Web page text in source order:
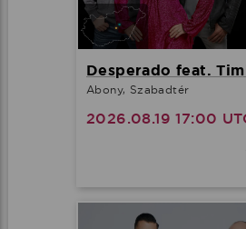
Desperado feat.
Abony, Szabadtér
2026.08.19 17:00